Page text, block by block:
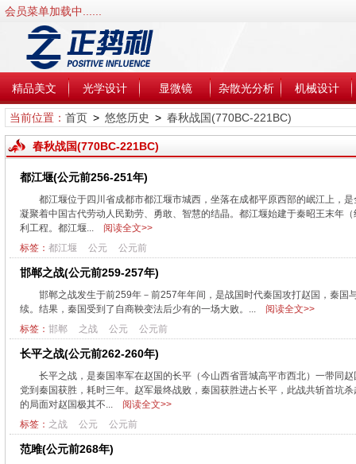
会员菜单加载中......
精品美文 光学设计 显微镜 杂散光分析 机械设计
当前位置： 首页> 悠悠历史 > 春秋战国(770BC-221BC)
春秋战国(770BC-221BC)
都江堰(公元前256-251年)
都江堰位于四川省成都市都江堰市城西，坐落在成都平原西部的岷江上，
凝聚着中国古代劳动人民勤劳、勇敢、智慧的结晶。都江堰始建于秦昭王末年
利工程。都江堰...
阅读全文>>
标签： 都江堰 公元 公元前
邯郸之战(公元前259-257年)
邯郸之战发生于前259年－前257年年间，是战国时代秦国攻打赵国，秦
续。结果，秦国受到了自商鞅变法后少有的一场大败。...
阅读全文>>
标签： 邯郸 之战 公元 公元前
长平之战(公元前262-260年)
长平之战，是秦国率军在赵国的长平（今山西省晋城高平市西北）一带同
党到秦国获胜，耗时三年。赵军最终战败，秦国获胜进占长平，此战共斩首坑
的局面对赵国极其不...
阅读全文>>
标签： 之战 公元 公元前
范雎(公元前268年)